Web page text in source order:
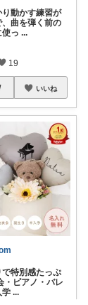
り動かす練習が
曲を弾く前の
使っ ...
19
いいね
特別感たっぷ
・ピアノ・バレ
学 ...